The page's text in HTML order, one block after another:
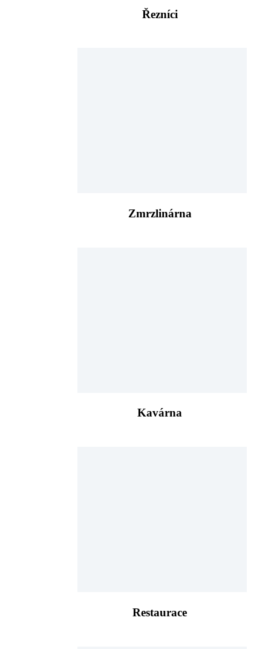
Řezníci
Zmrzlinárna
Kavárna
Restaurace